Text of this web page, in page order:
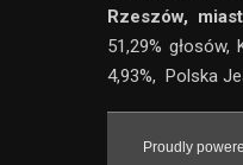
Rzeszów,
51,29%
4,93%, Polska